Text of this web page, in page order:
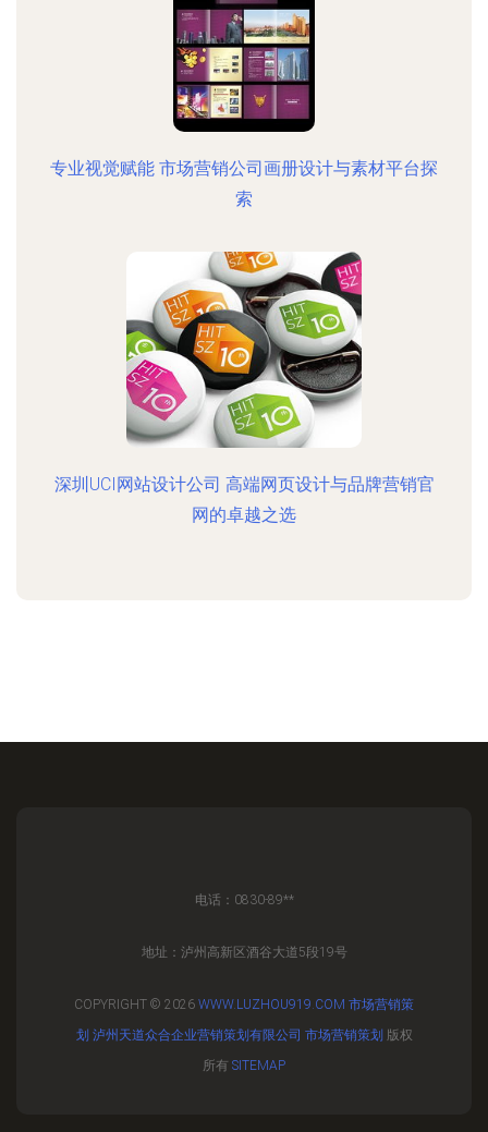
专业视觉赋能 市场营销公司画册设计与素材平台探
索
深圳UCI网站设计公司 高端网页设计与品牌营销官
网的卓越之选
电话：0830-89**
地址：泸州高新区酒谷大道5段19号
COPYRIGHT © 2026 WWW.LUZHOU919.COM 市场营销策
划 泸州天道众合企业营销策划有限公司 市场营销策划 版权
所有 SITEMAP